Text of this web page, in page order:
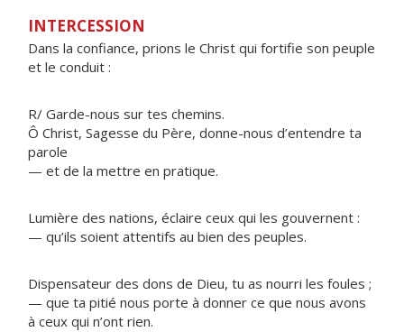
INTERCESSION
Dans la confiance, prions le Christ qui fortifie son peuple
et le conduit :
R/ Garde-nous sur tes chemins.
Ô Christ, Sagesse du Père, donne-nous d’entendre ta
parole
— et de la mettre en pratique.
Lumière des nations, éclaire ceux qui les gouvernent :
— qu’ils soient attentifs au bien des peuples.
Dispensateur des dons de Dieu, tu as nourri les foules ;
— que ta pitié nous porte à donner ce que nous avons
à ceux qui n’ont rien.